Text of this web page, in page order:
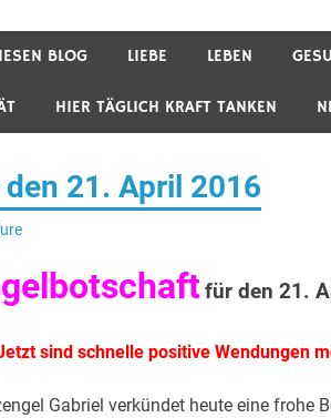
BLOG LIEBE LEBEN
HIER TÄGLICH KRAFT TANKEN
21. April 2016
für den 21.
sind schnelle positive Wendungen
Gabriel verkündet heute eine frohe